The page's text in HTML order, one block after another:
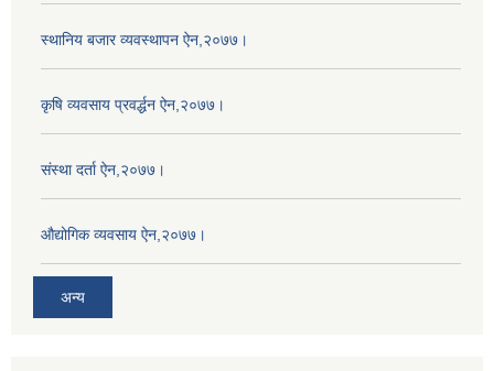
स्थानिय बजार व्यवस्थापन ऐन,२०७७।
कृषि व्यवसाय प्रवर्द्धन ऐन,२०७७।
संस्था दर्ता ऐन,२०७७।
औद्योगिक व्यवसाय ऐन,२०७७।
अन्य